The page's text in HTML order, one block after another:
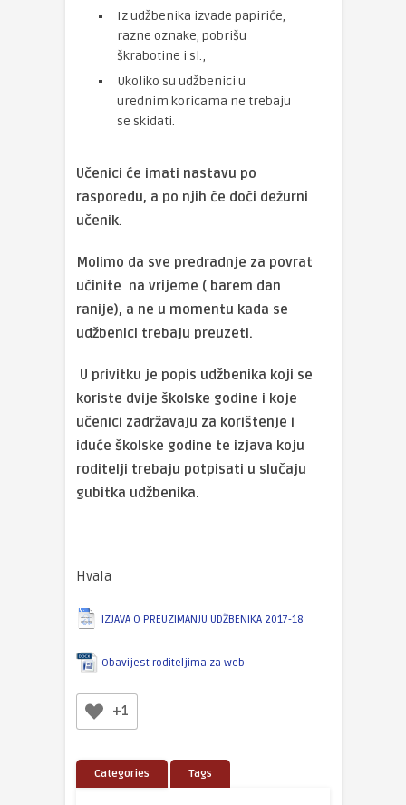
Iz udžbenika izvade papiriće,
razne oznake, pobrišu
škrabotine i sl.;
Ukoliko su udžbenici u
urednim koricama ne trebaju
se skidati.
Učenici će imati nastavu po
rasporedu, a po njih će doći dežurni
učenik.
Molimo da sve predradnje za povrat
učinite na vrijeme ( barem dan
ranije), a ne u momentu kada se
udžbenici trebaju preuzeti.
U privitku je popis udžbenika koji se
koriste dvije školske godine i koje
učenici zadržavaju za korištenje i
iduće školske godine te izjava koju
roditelji trebaju potpisati u slučaju
gubitka udžbenika.
Hvala
IZJAVA O PREUZIMANJU UDŽBENIKA 2017-18
Obavijest roditeljima za web
+1
Categories Tags